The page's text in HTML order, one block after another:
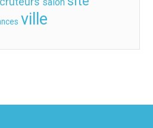
ville